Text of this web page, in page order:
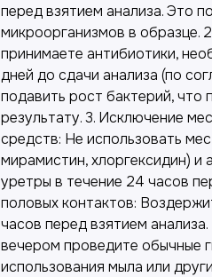
перед взятием анализа. Это
микроорганизмов в образце.
принимаете антибиотики,
дней до сдачи анализа (по
подавить рост бактерий,
результату. 3. Исключение
средств: Не использовать
мирамистин, хлоргексидин) и
уретры в течение 24 часов
половых контактов:
часов перед взятием
вечером проведите обычные
использования мыла или